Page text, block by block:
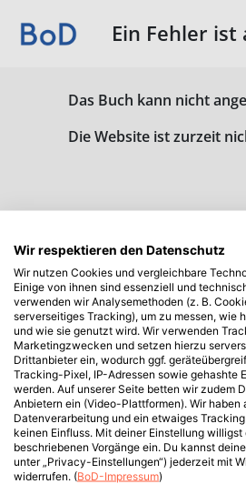
Ein Fehler
Das Buch kann nicht
Die Website ist zurzeit
Wir respektieren den Datenschutz
Wir nutzen Cookies und vergleichbare
Einige von ihnen sind essenziell und
verwenden wir Analysemethoden (z. B.
serverseitiges Tracking), um zu messen, wie
und wie sie genutzt wird. Wir verwenden
Marketingzwecken und setzen hierzu
Drittanbieter ein, wodurch ggf.
Tracking-Pixel, IP-Adressen sowie gehashte
werden. Auf unserer Seite betten wir zudem
Anbietern ein (Video-Plattformen). Wir haben
Datenverarbeitung und ein etwaiges
keinen Einfluss. Mit deiner Einstellung willigst
beschriebenen Vorgänge ein. Du kannst
unter „Privacy-Einstellungen“) jederzeit mit
widerrufen. (BoD-Impressum)